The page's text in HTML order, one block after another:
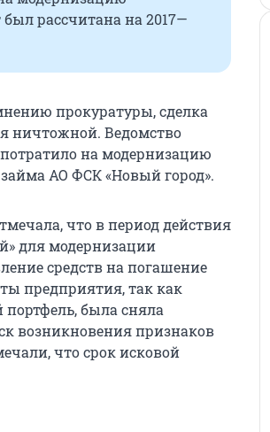
был рассчитана на 2017—
прокуратуры, сделка
ничтожной. Ведомство
на модернизацию
АО ФСК «Новый город».
что в период действия
для модернизации
средств на погашение
предприятия, так как
была сняла
возникновения признаков
что срок исковой